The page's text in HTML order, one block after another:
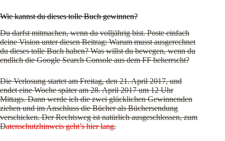
Wie kannst du dieses tolle Buch gewinnen?
Du darfst mitmachen, wenn du volljährig bist. Poste einfach
deine Vision unter diesen Beitrag: Warum musst ausgerechnet
du dieses tolle Buch haben? Was willst du bewegen, wenn du
endlich die Google Search Console aus dem FF beherrscht?
Die Verlosung startet am Freitag, den 21. April 2017, und
endet eine Woche später am 28. April 2017 um 12 Uhr
Mittags. Dann werde ich die zwei glücklichen Gewinnenden
ziehen und im Anschluss die Bücher als Büchersendung
verschicken. Der Rechtsweg ist natürlich ausgeschlossen, zum
Datenschutzhinweis geht’s hier lang.